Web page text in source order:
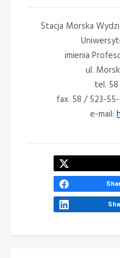
Stacja Morska
imienia
ul.
tel.
fax. 58 / 523-
e-mail: